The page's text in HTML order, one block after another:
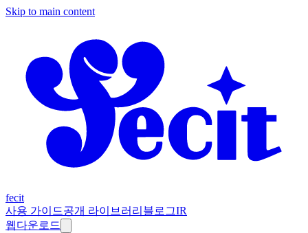
Skip to main content
fecit
사용 가이드공개 라이브러리 블로그IR
웹다운로드